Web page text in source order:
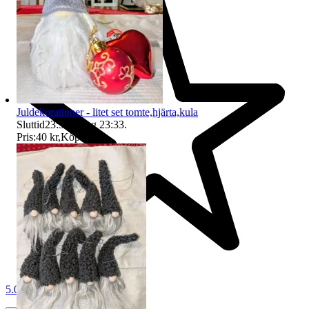
5.0
Juldekorationer - litet set tomte,hjärta,kula
Sluttid23:33 7 aug 23:33.
Pris:40 kr,Köp nu